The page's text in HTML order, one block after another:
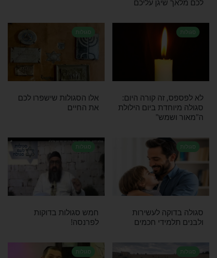
ורוצים לצאת מזה? אל תפספסו את הסגולה הנדירה
סממה! צפו כעת
הסגולה שאם
בשבת תברא
עליכם
סגולות
מופלא: אם תעשו את זה כל
יום - תתחילו לראות ישועות